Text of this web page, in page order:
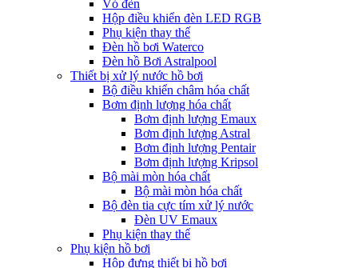
Vỏ đèn
Hộp điều khiển đèn LED RGB
Phụ kiện thay thế
Đèn hồ bơi Waterco
Đèn hồ Bơi Astralpool
Thiết bị xử lý nước hồ bơi
Bộ điều khiển châm hóa chất
Bơm định lượng hóa chất
Bơm định lượng Emaux
Bơm định lượng Astral
Bơm định lượng Pentair
Bơm định lượng Kripsol
Bộ mài mòn hóa chất
Bộ mài mòn hóa chất
Bộ đèn tia cực tím xử lý nước
Đèn UV Emaux
Phụ kiện thay thế
Phụ kiện hồ bơi
Hộp đựng thiết bị hồ bơi